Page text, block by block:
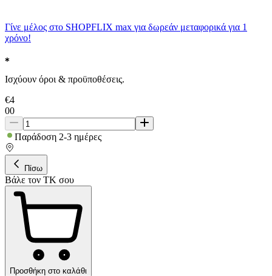
Γίνε μέλος στο SHOPFLIX max για δωρεάν μεταφορικά για 1
χρόνο!
Ισχύουν όροι & προϋποθέσεις.
€4
00
Παράδοση 2-3 ημέρες
Πίσω
Βάλε τον ΤΚ σου
Προσθήκη στο καλάθι